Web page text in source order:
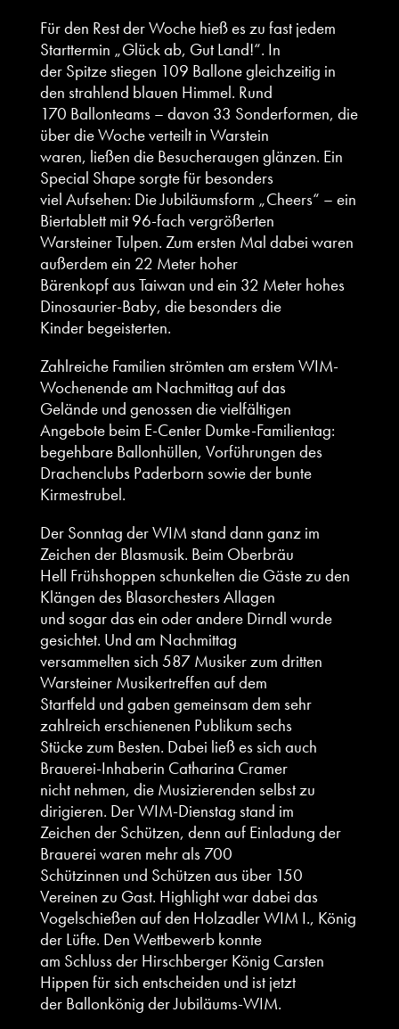
Für den Rest der Woche hieß es zu fast jedem
Starttermin „Glück ab, Gut Land!“. In
der Spitze stiegen 109 Ballone gleichzeitig in
den strahlend blauen Himmel. Rund
170 Ballonteams – davon 33 Sonderformen, die
über die Woche verteilt in Warstein
waren, ließen die Besucheraugen glänzen. Ein
Special Shape sorgte für besonders
viel Aufsehen: Die Jubiläumsform „Cheers“ – ein
Biertablett mit 96-fach vergrößerten
Warsteiner Tulpen. Zum ersten Mal dabei waren
außerdem ein 22 Meter hoher
Bärenkopf aus Taiwan und ein 32 Meter hohes
Dinosaurier-Baby, die besonders die
Kinder begeisterten.
Zahlreiche Familien strömten am erstem WIM-
Wochenende am Nachmittag auf das
Gelände und genossen die vielfältigen
Angebote beim E-Center Dumke-Familientag:
begehbare Ballonhüllen, Vorführungen des
Drachenclubs Paderborn sowie der bunte
Kirmestrubel.
Der Sonntag der WIM stand dann ganz im
Zeichen der Blasmusik. Beim Oberbräu
Hell Frühshoppen schunkelten die Gäste zu den
Klängen des Blasorchesters Allagen
und sogar das ein oder andere Dirndl wurde
gesichtet. Und am Nachmittag
versammelten sich 587 Musiker zum dritten
Warsteiner Musikertreffen auf dem
Startfeld und gaben gemeinsam dem sehr
zahlreich erschienenen Publikum sechs
Stücke zum Besten. Dabei ließ es sich auch
Brauerei-Inhaberin Catharina Cramer
nicht nehmen, die Musizierenden selbst zu
dirigieren. Der WIM-Dienstag stand im
Zeichen der Schützen, denn auf Einladung der
Brauerei waren mehr als 700
Schützinnen und Schützen aus über 150
Vereinen zu Gast. Highlight war dabei das
Vogelschießen auf den Holzadler WIM I., König
der Lüfte. Den Wettbewerb konnte
am Schluss der Hirschberger König Carsten
Hippen für sich entscheiden und ist jetzt
der Ballonkönig der Jubiläums-WIM.